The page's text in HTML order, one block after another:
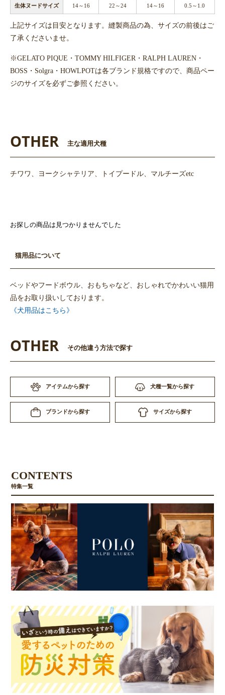
生体ヌードサイズ 14～16 22～24 14～16 0.5～1.0
上記サイズは目安となります。縫製商品の為、サイズの前後はご
了承くださいませ。
※GELATO PIQUE・TOMMY HILFIGER・RALPH LAUREN・
BOSS・Solgra・HOWLPOTは各ブランド規格ですので、商品ペー
ジのサイズを必ずご参照ください。
OTHER 主な適用犬種
チワワ、ヨークシャテリア、トイプードル、マルチーズetc
お探しの商品は見つかりませんでした
猫用品について
ベッドやフードボウル、おもちゃなど、おしゃれでかわいい猫用
品をお取り扱いしております。
《犬用品はこちら》
OTHER その他違う方法で探す
アイテムから探す 犬種一覧から探す
ブランドから探す サイズから探す
CONTENTS
特集一覧